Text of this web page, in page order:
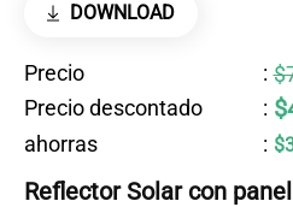
DOWNLOAD
Precio :
Precio descontado
:
ahorras :
Reflector Solar con